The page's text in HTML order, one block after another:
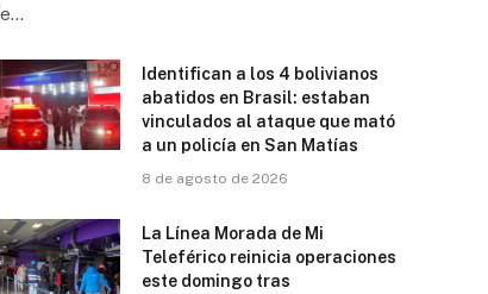
Identifican a los 4 bolivianos
abatidos en Brasil: estaban
vinculados al ataque que mató
a un policía en San Matías
8 de agosto de 2026
La Línea Morada de Mi
Teleférico reinicia operaciones
este domingo tras